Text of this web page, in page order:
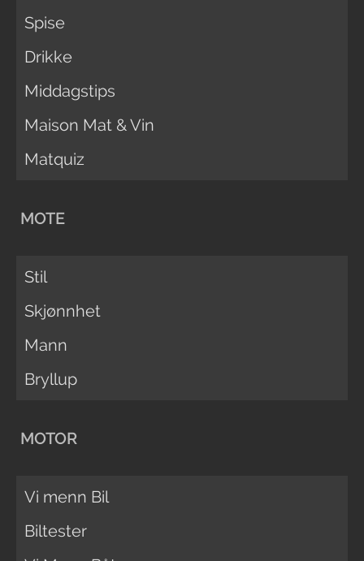
Spise
Drikke
Middagstips
Maison Mat & Vin
Matquiz
MOTE
Stil
Skjønnhet
Mann
Bryllup
MOTOR
Vi menn Bil
Biltester